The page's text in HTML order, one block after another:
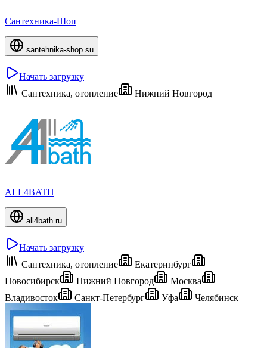
Сантехника-Шоп
santehnika-shop.su
Начать загрузку
Сантехника, отопление
Нижний Новгород
ALL4BATH
all4bath.ru
Начать загрузку
Сантехника, отопление
Екатеринбург
Новосибирск
Нижний Новгород
Москва
Владивосток
Санкт-Петербург Уфа Челябинск